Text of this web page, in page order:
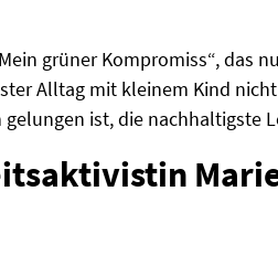
grüner Kompromiss“, das
Alltag mit kleinem Kind
ist, die nachhaltigste